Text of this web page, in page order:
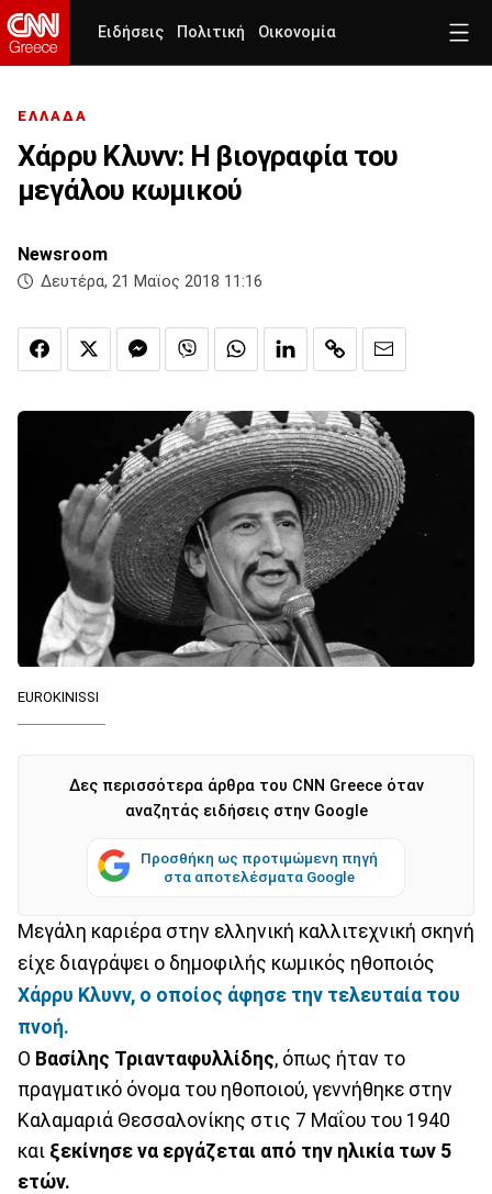
Ειδήσεις Πολιτική Οικονομία
ΕΛΛΑΔΑ
Χάρρυ Κλυνν: Η βιογραφία του
μεγάλου κωμικού
Newsroom
Δευτέρα, 21 Μαϊος 2018 11:16
EUROKINISSI
Δες περισσότερα άρθρα του CNN Greece όταν
αναζητάς ειδήσεις στην Google
Προσθήκη ως προτιμώμενη πηγή
στα αποτελέσματα Google
Μεγάλη καριέρα στην ελληνική καλλιτεχνική σκηνή
είχε διαγράψει ο δημοφιλής κωμικός ηθοποιός
Χάρρυ Κλυνν, ο οποίος άφησε την τελευταία του
πνοή.
Ο Βασίλης Τριανταφυλλίδης, όπως ήταν το
πραγματικό όνομα του ηθοποιού, γεννήθηκε στην
Καλαμαριά Θεσσαλονίκης στις 7 Μαΐου του 1940
και ξεκίνησε να εργάζεται από την ηλικία των 5
ετών.